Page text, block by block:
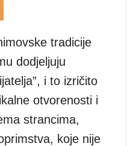
tradicije
dodjeljuju
i to izričito
otvorenosti i
strancima,
koje nije